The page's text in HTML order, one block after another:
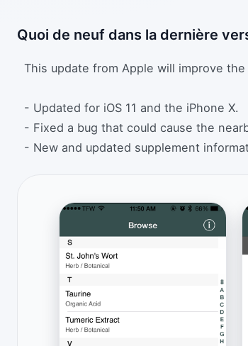
Quoi de neuf dans la dernière
This update from Apple will improve
- Updated for iOS 11 and the iPhone X.
- Fixed a bug that could cause the
- New and updated supplement